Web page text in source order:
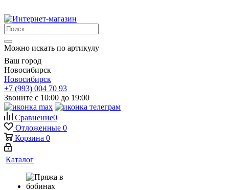
Можно искать по артикулу
Ваш город
Новосибирск
Новосибирск
+7 (993) 004 70 93
Звоните с 10:00 до 19:00
Сравнение0
Отложенные 0
Корзина 0
Каталог